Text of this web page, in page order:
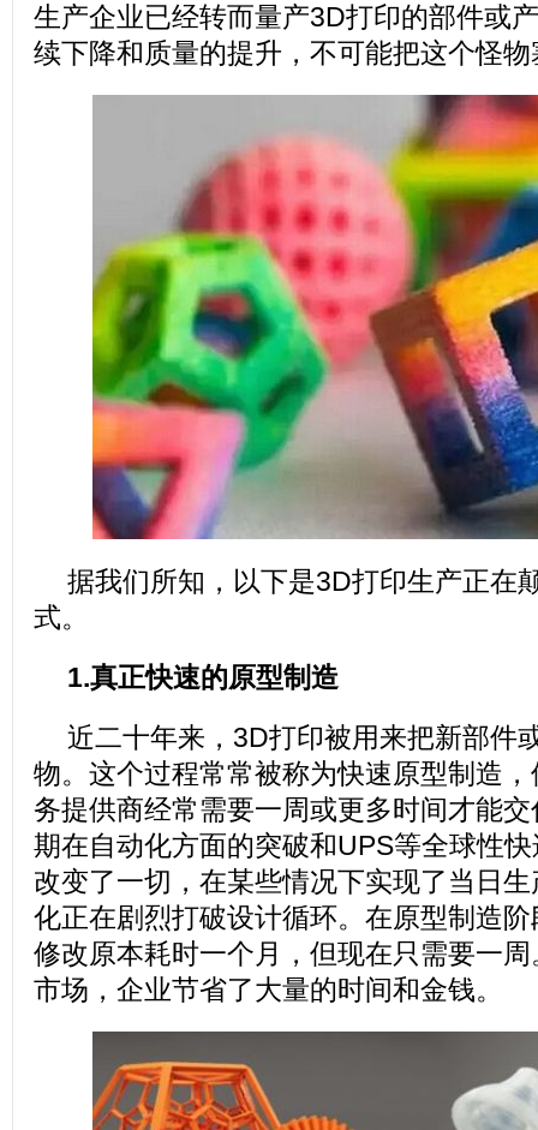
生产企业已经转而量产3D打印的部件或
续下降和质量的提升，不可能把这个怪
据我们所知，以下是3D打印生产正在
式。
1.真正快速的原型制造
近二十年来，3D打印被用来把新部件
物。这个过程常常被称为快速原型制造
务提供商经常需要一周或更多时间才能
期在自动化方面的突破和UPS等全球性
改变了一切，在某些情况下实现了当日
化正在剧烈打破设计循环。在原型制造
修改原本耗时一个月，但现在只需要一
市场，企业节省了大量的时间和金钱。